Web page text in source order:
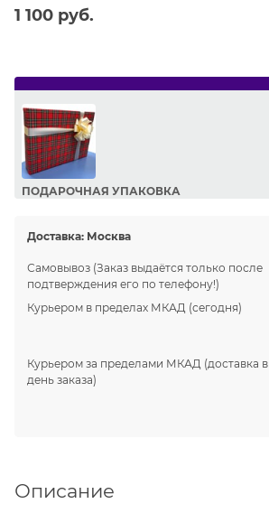
1 100 руб.
ПОДАРОЧНАЯ УПАКОВКА
Доставка: Москва
Самовывоз (Заказ выдаётся только после
подтверждения его по телефону!)
Курьером в пределах МКАД (сегодня)
Курьером за пределами МКАД (доставка в
день заказа)
Описание